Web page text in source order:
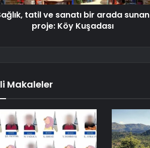
tatil ve sanatı bir arada sunan
proje: Köy Kuşadası
Makaleler